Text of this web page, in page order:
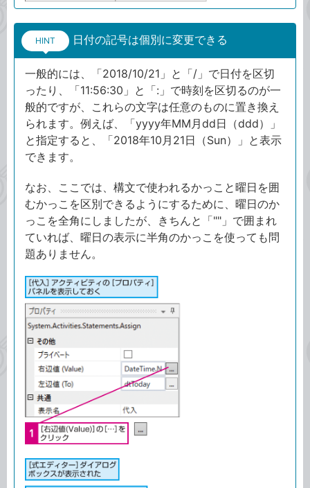
HINT 日付の記号は個別に変更できる
一般的には、「2018/10/21」と「/」で日付を区切
ったり、「11:56:30」と「:」で時刻を区切るのが一
般的ですが、これらの文字は任意のものに置き換え
られます。例えば、「yyyy年MM月dd日（ddd）」
と指定すると、「2018年10月21日（Sun）」と表示
できます。
なお、ここでは、構文で使われるかっこと曜日を囲
むかっこを区別できるようにするために、曜日のか
っこを全角にしましたが、きちんと「""」で囲まれ
ていれば、曜日の表示に半角のかっこを使っても問
題ありません。